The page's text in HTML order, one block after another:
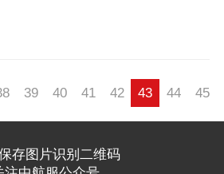
39 40 41 42 43 44 45
存图片识别二维码